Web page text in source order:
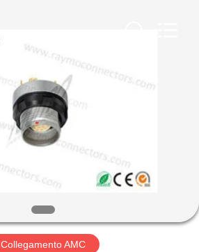
Collegamento AMC